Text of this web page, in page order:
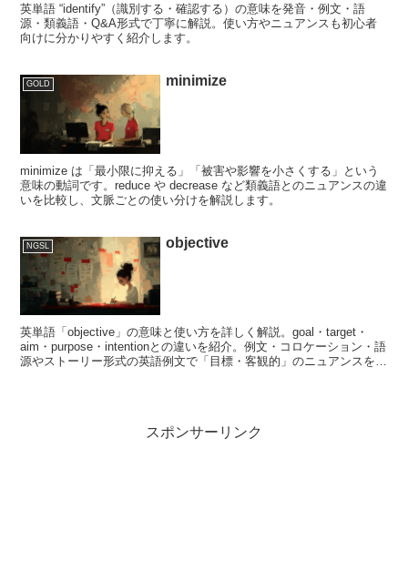
英単語 “identify”（識別する・確認する）の意味を発音・例文・語
源・類義語・Q&A形式で丁寧に解説。使い方やニュアンスも初心者
向けに分かりやすく紹介します。
GOLD minimize
minimize は「最小限に抑える」「被害や影響を小さくする」という
意味の動詞です。reduce や decrease など類義語とのニュアンスの違
いを比較し、文脈ごとの使い分けを解説します。
NGSL objective
英単語「objective」の意味と使い方を詳しく解説。goal・target・
aim・purpose・intentionとの違いを紹介。例文・コロケーション・語
源やストーリー形式の英語例文で「目標・客観的」のニュアンスを学
スポンサーリンク